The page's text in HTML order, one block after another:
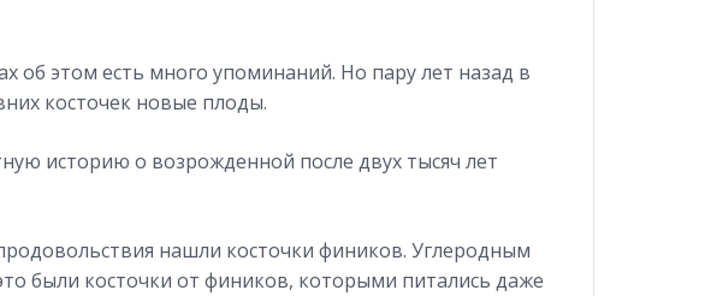
об этом есть много упоминаний. Но пару лет назад в
косточек новые плоды.
историю о возрожденной после двух тысяч лет
нашли косточки фиников. Углеродным
были косточки от фиников, которыми питались даже